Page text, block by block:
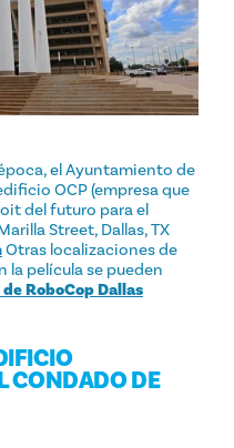
el Ayuntamiento de
OCP (empresa que
del futuro para el
Street, Dallas, TX
Otras localizaciones de
la película se pueden
RoboCop Dallas
CONDADO DE